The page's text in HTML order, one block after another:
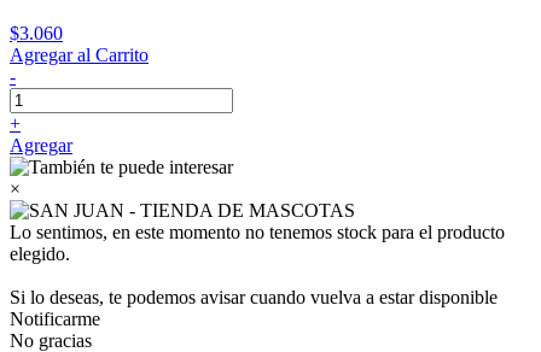
$3.060
Agregar al Carrito
-
+
Agregar
×
Lo sentimos, en este momento no tenemos stock para el producto
elegido.
Si lo deseas, te podemos avisar cuando vuelva a estar disponible
Notificarme
No gracias